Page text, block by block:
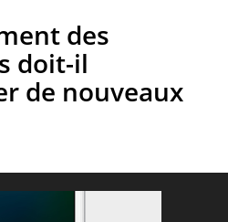
des
doit-il
de nouveaux